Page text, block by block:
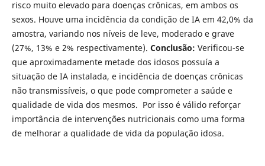
risco muito elevado para doenças crônicas, em ambos os
sexos. Houve uma incidência da condição de IA em 42,0% da
amostra, variando nos níveis de leve, moderado e grave
(27%, 13% e 2% respectivamente). Conclusão: Verificou-se
que aproximadamente metade dos idosos possuía a
situação de IA instalada, e incidência de doenças crônicas
não transmissíveis, o que pode comprometer a saúde e
qualidade de vida dos mesmos. Por isso é válido reforçar
importância de intervenções nutricionais como uma forma
de melhorar a qualidade de vida da população idosa.